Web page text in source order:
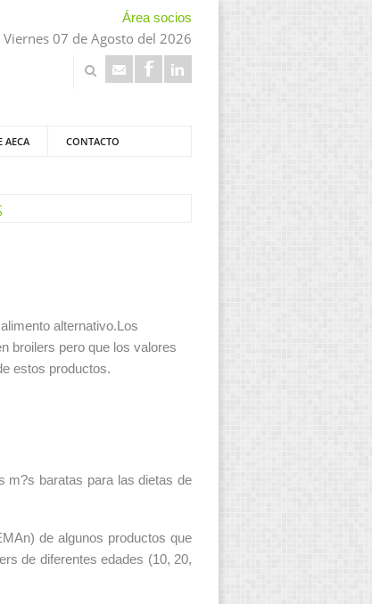
Área socios
Viernes 07 de Agosto del 2026
AECA CONTACTO
alternativo. Los
broilers pero que los valores
estos productos.
m?s baratas para las dietas de
de algunos productos que
de diferentes edades (10, 20,